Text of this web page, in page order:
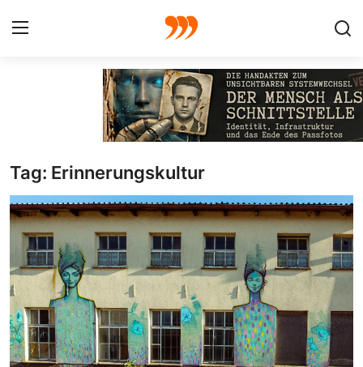
Galerie
GRAFIK
Redaktion
Beiträge
Vorproduktion
Tag: Erinnerungskultur